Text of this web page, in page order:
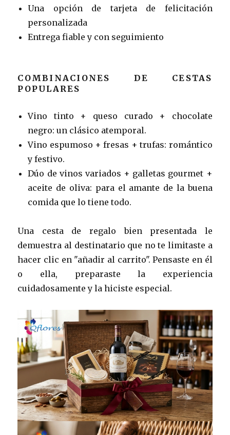
Una opción de tarjeta de felicitación
personalizada
Entrega fiable y con seguimiento
COMBINACIONES DE CESTAS
POPULARES
Vino tinto + queso curado + chocolate
negro: un clásico atemporal.
Vino espumoso + fresas + trufas: romántico
y festivo.
Dúo de vinos variados + galletas gourmet +
aceite de oliva: para el amante de la buena
comida que lo tiene todo.
Una cesta de regalo bien presentada le
demuestra al destinatario que no te limitaste a
hacer clic en "añadir al carrito". Pensaste en él
o ella, preparaste la experiencia
cuidadosamente y la hiciste especial.